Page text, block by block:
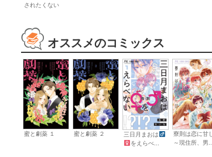
されたくない
オススメのコミックス
蜜と劇薬 １ 蜜と劇薬 ２
三日月まおは
をえらべ...
寮則は恋に甘し
～現住所、男...